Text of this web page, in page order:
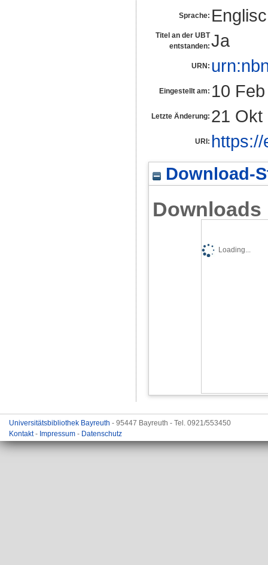
Sprache:
Titel an der UBT
entstanden: Ja
URN:
Eingestellt am: 10
Letzte Änderung: 21 Okt
URI:
Download-
Downloads
Loading...
Universitätsbibliothek Bayreuth - 95447 Bayreuth - Tel. 0921/553450
Kontakt- Impressum - Datenschutz